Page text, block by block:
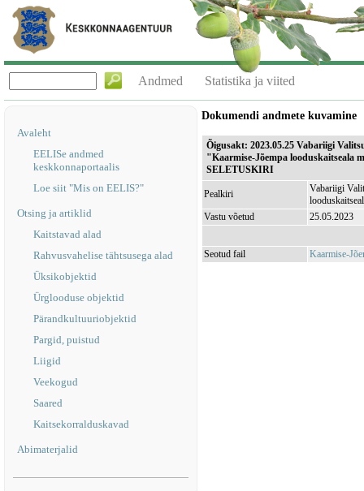
Andmed Statistika ja viited
Avaleht
EELISe andmed
keskkonnaportaalis
Loe siit "Mis on EELIS?"
Otsing ja artiklid
Kaitstavad alad
Rahvusvahelise tähtsusega alad
Üksikobjektid
Ürglooduse objektid
Pärandkultuuriobjektid
Pargid, puistud
Liigid
Veekogud
Saared
Kaitsekorralduskavad
Abimaterjalid
Dokumendi andmete kuvamine
Õigusakt: 2023.05.25 Vabariigi
"Kaarmise-Jõempa looduskaitseala
SELETUSKIRI
Pealkiri
Vabariigi
Vastu võetud
25.05.2023
Seotud fail Kaarmise-